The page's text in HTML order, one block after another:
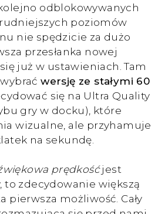
odblokowywanych
poziomów
nie spędzicie za dużo
przesłanka nowej
już w ustawieniach. Tam
wersję ze stałymi 60
się na Ultra Quality
gry w docku), które
wizualne, ale przyhamuje
na sekundę.
prędkośćjest
zdecydowanie większą
pierwsza możliwość. Cały